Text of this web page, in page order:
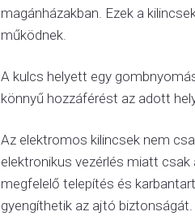
magánházakban. Ezek a
működnek.
A kulcs helyett egy
könnyű hozzáférést az adott
Az elektromos kilincsek nem
elektronikus vezérlés miatt
megfelelő telepítés és
gyengíthetik az ajtó biztonságát.